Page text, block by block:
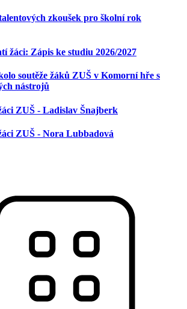
zkoušek pro školní rok
žáci: Zápis ke studiu 2026/2027
soutěže žáků ZUŠ v Komorní hře s
nástrojů
ZUŠ - Ladislav Šnajberk
ZUŠ - Nora Lubbadová